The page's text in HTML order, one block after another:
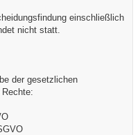
einschließlich
nicht statt.
der gesetzlichen